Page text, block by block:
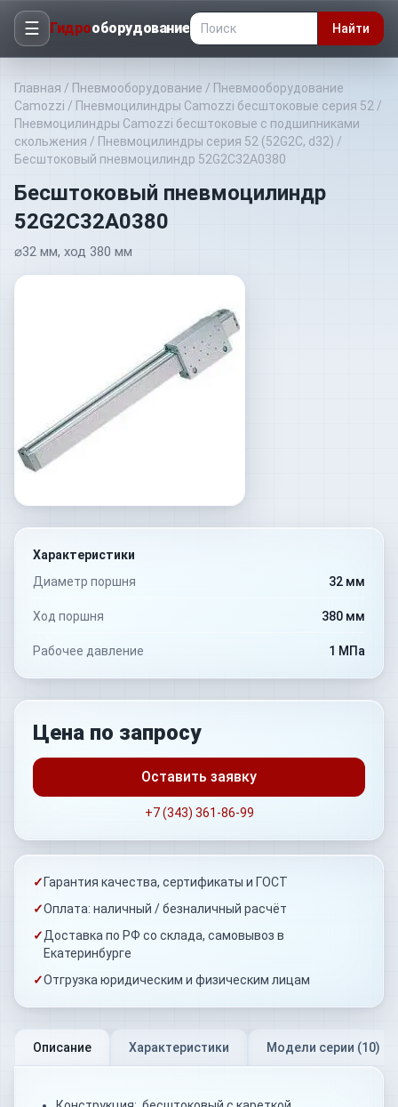
☰ Гидрооборудование Найти
Главная / Пневмооборудование / Пневмооборудование
Camozzi / Пневмоцилиндры Camozzi бесштоковые серия 52 /
Пневмоцилиндры Camozzi бесштоковые с подшипниками
скольжения / Пневмоцилиндры серия 52 (52G2C, d32) /
Бесштоковый пневмоцилиндр 52G2C32A0380
Бесштоковый пневмоцилиндр
52G2C32A0380
⌀32 мм, ход 380 мм
Характеристики
Диаметр поршня
32 мм
Ход поршня 380 мм
Рабочее давление 1 МПа
Цена по запросу
Оставить заявку
+7 (343) 361-86-99
✓ Гарантия качества, сертификаты и ГОСТ
✓Оплата: наличный / безналичный расчёт
✓Доставка по РФ со склада, самовывоз в
Екатеринбурге
✓Отгрузка юридическим и физическим лицам
Описание Характеристики Модели серии (10)